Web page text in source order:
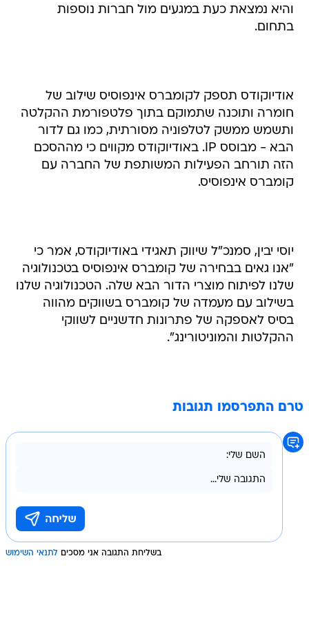
והיא נמצאת כעת במגעים מול חברות נוספות
בתחום.
אודיוקודס תספק לקומברס אינפוסיס שילוב של
חומרה ותוכנה שתמוקם בתוך פלטפורמת ההקלטה
ותשמש ממשק לטלפוניה מסורתית, כמו גם לדור
הבא - מבוסס IP. באודיוקודס מקווים כי מההסכם
הזה תורחב הפעילות המשותפת של החברה עם
קומברס אינפוסיס.
יוסי יבין, סמנכ"ל שיווק תאגידי באודיוקודס, אמר כי
"אנו גאים בבחירה של קומברס אינפוסיס בטכנולוגיה
שלנו לפיתוח מוצרי הדור הבא שלה. הטכנולוגיה שלנו
בשילוב עם מעמדה של קומברס בשווקים מהווה
בסיס לאספקה של פתרונות חדשניים לשווקי
ההקלטות והמוניטורינג".
טרם התפרסמו תגובות
בשליחת התגובה אני מסכים לתנאי השימוש